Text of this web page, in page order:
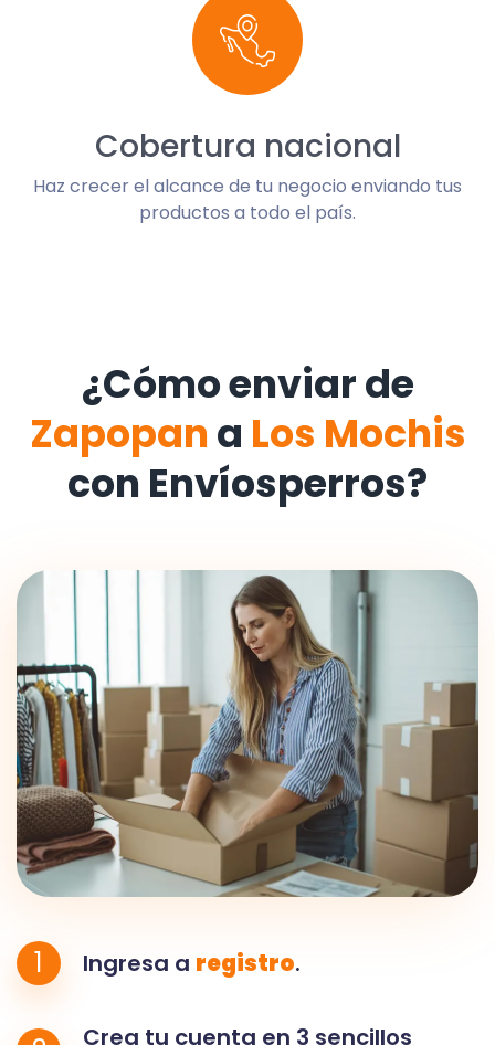
Cobertura nacional
Haz crecer el alcance de tu negocio enviando tus
productos a todo el país.
¿Cómo enviar de
Zapopan a Los Mochis
con Envíosperros?
1 Ingresa a registro.
Crea tu cuenta en 3 sencillos